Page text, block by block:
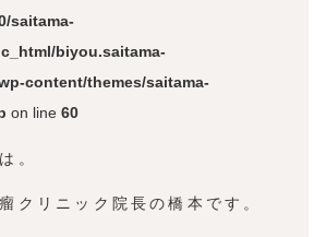
saitama-
biyou.saitama-
content/themes/saitama-
on line60
。
クリニック院長の橋本です。